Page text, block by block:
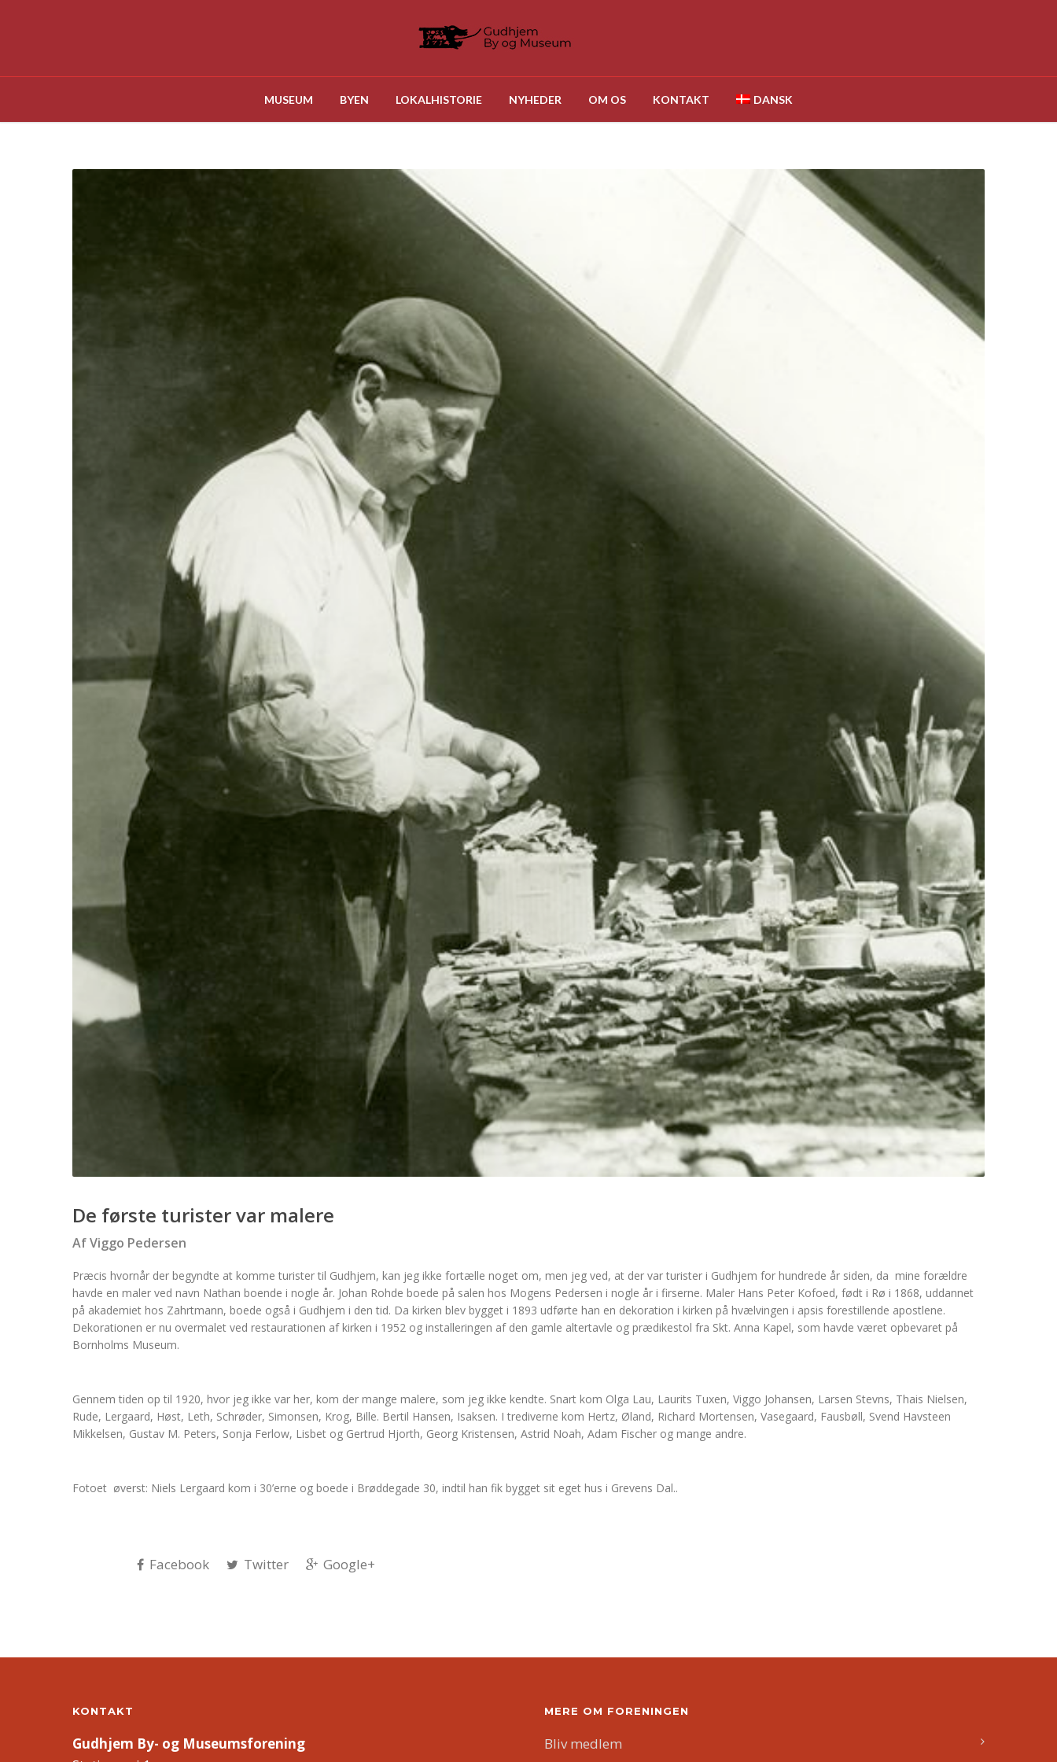
MUSEUM BYEN LOKALHISTORIE NYHEDER OM OS KONTAKT DANSK
De første turister var malere
Af Viggo Pedersen
Præcis hvornår der begyndte at komme turister til Gudhjem, kan jeg ikke fortælle noget om, men jeg ved, at der var turister i Gudhjem for hundrede år siden, da mine forældre
havde en maler ved navn Nathan boende i nogle år. Johan Rohde boede på salen hos Mogens Pedersen i nogle år i firserne. Maler Hans Peter Kofoed, født i Rø i 1868, uddannet
på akademiet hos Zahrtmann, boede også i Gudhjem i den tid. Da kirken blev bygget i 1893 udførte han en dekoration i kirken på hvælvingen i apsis forestillende apostlene.
Dekorationen er nu overmalet ved restaurationen af kirken i 1952 og installeringen af den gamle altertavle og prædikestol fra Skt. Anna Kapel, som havde været opbevaret på
Bornholms Museum.
Gennem tiden op til 1920, hvor jeg ikke var her, kom der mange malere, som jeg ikke kendte. Snart kom Olga Lau, Laurits Tuxen, Viggo Johansen, Larsen Stevns, Thais Nielsen,
Rude, Lergaard, Høst, Leth, Schrøder, Simonsen, Krog, Bille. Bertil Hansen, Isaksen. I trediverne kom Hertz, Øland, Richard Mortensen, Vasegaard, Fausbøll, Svend Havsteen
Mikkelsen, Gustav M. Peters, Sonja Ferlow, Lisbet og Gertrud Hjorth, Georg Kristensen, Astrid Noah, Adam Fischer og mange andre.
Fotoet øverst: Niels Lergaard kom i 30’erne og boede i Brøddegade 30, indtil han fik bygget sit eget hus i Grevens Dal..
Facebook Twitter Google+
KONTAKT
Gudhjem By- og Museumsforening
MERE OM FORENINGEN
Bliv medlem